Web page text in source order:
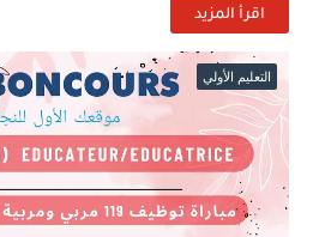
اقرأ المزيد
التعليم الأولي